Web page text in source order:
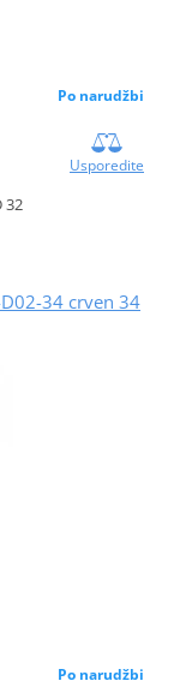
Po narudžbi
Usporedite
32
D02-34 crven 34
Po narudžbi